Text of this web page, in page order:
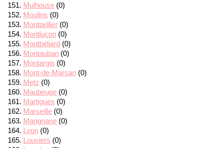
Mulhouse (0)
Moulins (0)
Montpellier (0)
Montluçon (0)
Montbéliard (0)
Montauban (0)
Montargis (0)
Mont-de-Marsan (0)
Metz (0)
Maubeuge (0)
Martigues (0)
Marseille (0)
Marignane (0)
Lyon (0)
Louviers (0)